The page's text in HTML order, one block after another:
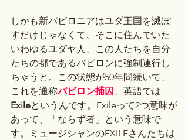
しかも新バビロニアはユダ王国を滅ぼ
すだけじゃなくて、そこに住んでいた
いわゆるユダヤ人、この人たちを自分
たちの都であるバビロンに強制連行し
ちゃうと。この状態が50年間続いて、
これを通称バビロン捕囚 、英語では
Exileというんです。Exileって2つ意味が
あって、「ならず者」という意味で
す。ミュージシャンのEXILEさんたちは